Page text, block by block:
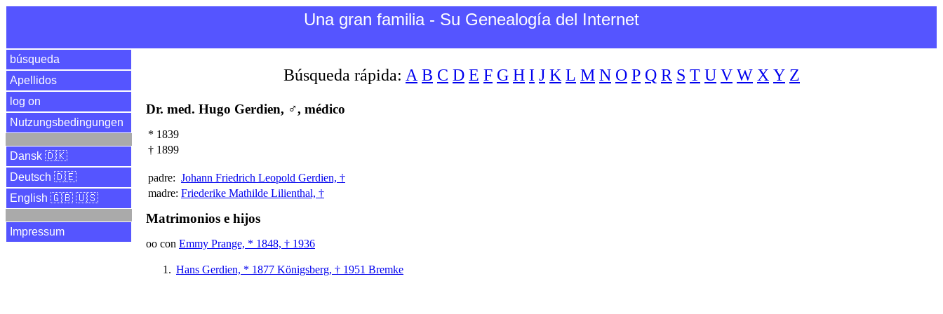
Una gran familia - Su Genealogía del Internet
búsqueda
Apellidos
log on
Nutzungsbedingungen
Dansk 🇩🇰
Deutsch 🇩🇪
English 🇬🇧 🇺🇸
Impressum
Búsqueda rápida: A B C D E F G H I J K L M N O P Q R S T U V W X Y Z
Dr. med. Hugo Gerdien, ♂, médico
* 1839
† 1899
padre: Johann Friedrich Leopold Gerdien, †
madre: Friederike Mathilde Lilienthal, †
Matrimonios e hijos
oo con Emmy Prange, * 1848, † 1936
Hans Gerdien, * 1877 Königsberg, † 1951 Bremke